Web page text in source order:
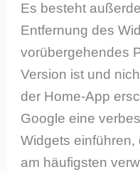
Es besteht
Entfernung des
vorübergehendes
Version ist und
der Home-App
Google eine
Widgets einführen,
am häufigsten